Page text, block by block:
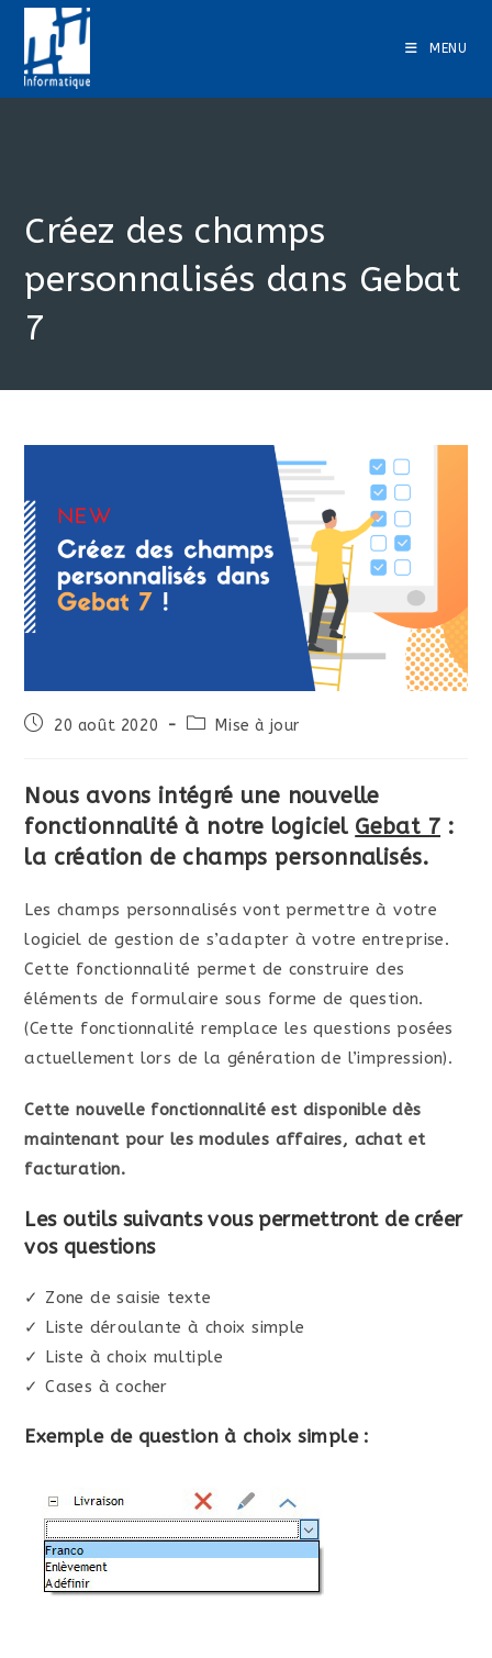
Skip
content
MENU
Créez des champs
personnalisés dans Gebat
7
Publication
20 août 2020
PostMise à jour
Nous avons intégré une nouvelle
fonctionnalité à notre logiciel Gebat 7 :
la création de champs personnalisés.
Les champs personnalisés vont permettre à votre
logiciel de gestion de s’adapter à votre entreprise.
Cette fonctionnalité permet de construire des
éléments de formulaire sous forme de question.
(Cette fonctionnalité remplace les questions posées
actuellement lors de la génération de l’impression).
Cette nouvelle fonctionnalité est disponible dès
maintenant pour les modules affaires, achat et
facturation.
Les outils suivants vous permettront de créer
vos questions
✓ Zone de saisie texte
✓ Liste déroulante à choix simple
✓ Liste à choix multiple
✓ Cases à cocher
Exemple de question à choix simple :